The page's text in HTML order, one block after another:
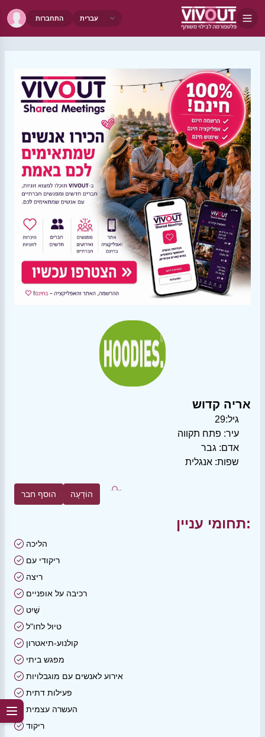
התחברות
אריה קדוש
גיל:29
עיר: פתח תקווה
אדם: גבר
שפות: אנגלית
הוסף חבר הוֹדָעָה
תחומי עניין:
הליכה
ריקודי עם
ריצה
רכיבה על אופניים
שַׁיִט
טיול לחו"ל
קולנוע-תיאטרון
מפגש ביתי
אירוע לאנשים עם מוגבלויות
פעילות דתית
העשרה עצמית
ריקוד